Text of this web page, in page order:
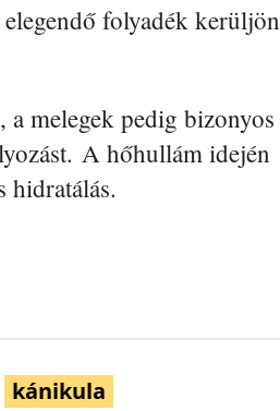
folyadék kerüljön
melegek pedig bizonyos
A hőhullám idején
hidratálás.
kánikula